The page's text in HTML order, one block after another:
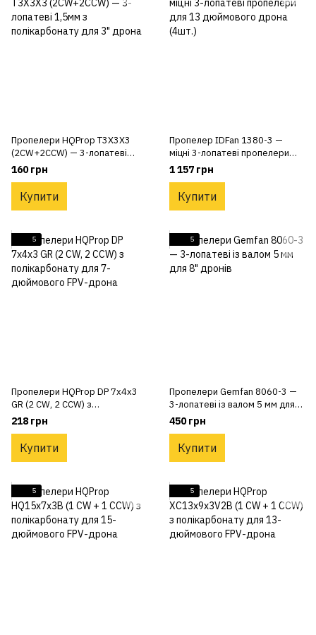
Пропелери HQProp T3X3X3
(2CW+2CCW) — 3-лопатеві
1,5мм з полікарбонату для 3"
дрона
160 грн
Купити
Пропелер IDFan 1380-3 —
міцні 3-лопатеві пропелери
для 13 дюймового дрона
1 157 грн
Купити
5
Пропелери HQProp DP 7x4x3
GR (2 CW, 2 CCW) з
полікарбонату для 7-
дюймового FPV-дрона
218 грн
Купити
5
Пропелери Gemfan 8060-3 —
3-лопатеві із валом 5 мм для
8" дронів
450 грн
Купити
5 5